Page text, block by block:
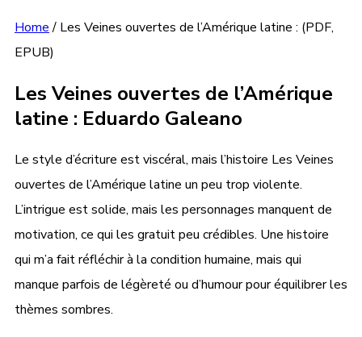
Home/ Les Veines ouvertes de l’Amérique latine : (PDF,
EPUB)
Les Veines ouvertes de l’Amérique
latine : Eduardo Galeano
Le style d’écriture est viscéral, mais l’histoire Les Veines
ouvertes de l’Amérique latine un peu trop violente.
L’intrigue est solide, mais les personnages manquent de
motivation, ce qui les gratuit peu crédibles. Une histoire
qui m’a fait réfléchir à la condition humaine, mais qui
manque parfois de légèreté ou d’humour pour équilibrer les
thèmes sombres.